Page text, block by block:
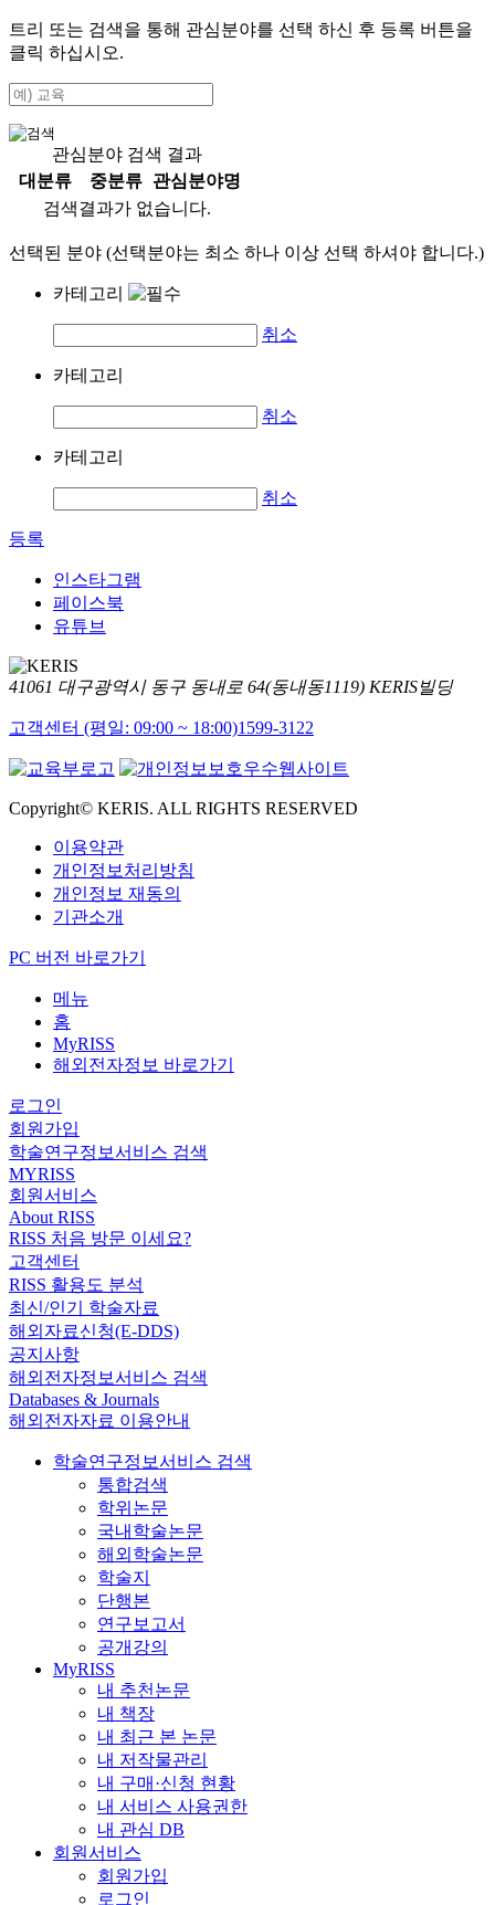
트리 또는 검색을 통해 관심분야를 선택 하신 후 등록 버튼을
클릭 하십시오.
관심분야 검색 결과
대분류
중분류
관심분야명
검색결과가 없습니다.
선택된 분야 (선택분야는 최소 하나 이상 선택 하셔야 합니다.)
카테고리
취소
카테고리
취소
카테고리
취소
등록
인스타그램
페이스북
유튜브
41061 대구광역시 동구 동내로 64(동내동1119) KERIS빌딩
고객센터 (평일: 09:00 ~ 18:00)1599-3122
Copyright© KERIS. ALL RIGHTS RESERVED
이용약관
개인정보처리방침
개인정보 재동의
기관소개
PC 버전 바로가기
메뉴
홈
MyRISS
해외전자정보 바로가기
로그인
회원가입
학술연구정보서비스 검색
MYRISS
회원서비스
About RISS
RISS 처음 방문 이세요?
고객센터
RISS 활용도 분석
최신/인기 학술자료
해외자료신청(E-DDS)
공지사항
해외전자정보서비스 검색
Databases & Journals
해외전자자료 이용안내
학술연구정보서비스 검색
통합검색
학위논문
국내학술논문
해외학술논문
학술지
단행본
연구보고서
공개강의
MyRISS
내 추천논문
내 책장
내 최근 본 논문
내 저작물관리
내 구매·신청 현황
내 서비스 사용권한
내 관심 DB
회원서비스
회원가입
로그인